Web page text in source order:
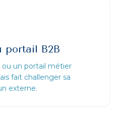
portail B2B
ou un portail métier
fait challenger sa
externe.